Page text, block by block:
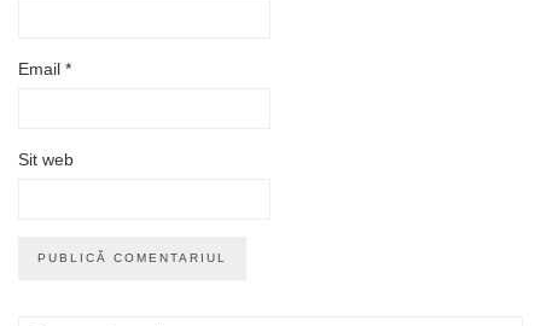
Email *
Sit web